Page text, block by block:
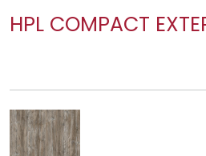
HPL COMPACT